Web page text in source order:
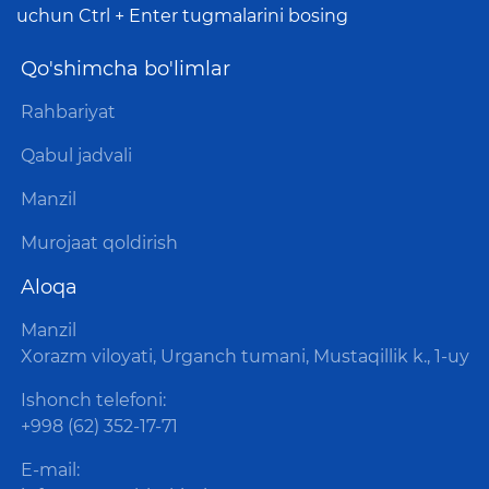
uchun Ctrl + Enter tugmalarini bosing
Qo'shimcha bo'limlar
Rahbariyat
Qabul jadvali
Manzil
Murojaat qoldirish
Aloqa
Manzil
Xorazm viloyati, Urganch tumani, Mustaqillik k., 1-uy
Ishonch telefoni:
+998 (62) 352-17-71
E-mail: